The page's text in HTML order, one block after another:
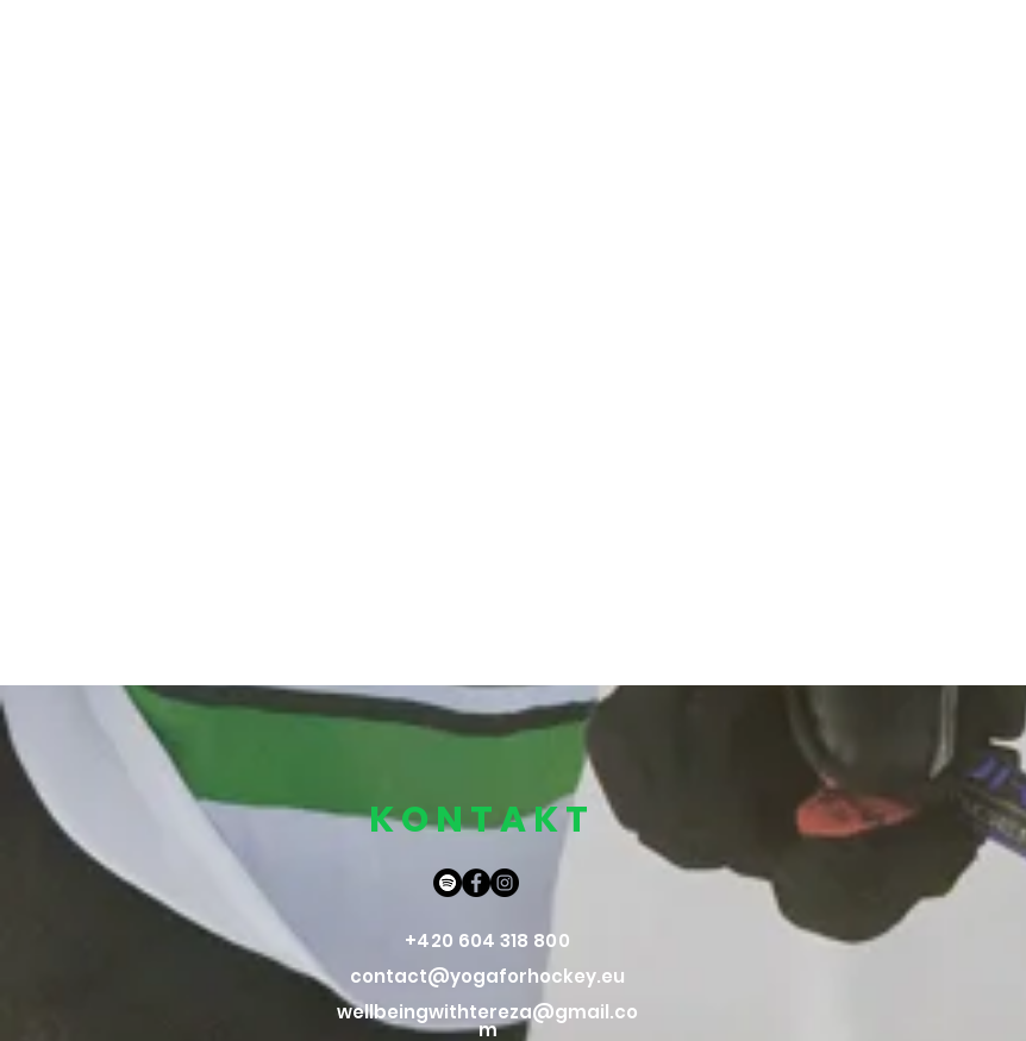
KONTAKT
​​+420 604 318 800
contact@yogaforhockey.eu
wellbeingwithtereza@gmail.co
m